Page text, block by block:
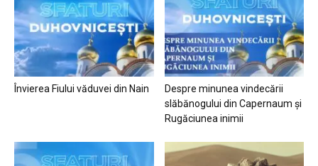
Învierea Fiului văduvei din Nain
Despre minunea vindecării
slăbănogului din Capernaum și
Rugăciunea inimii